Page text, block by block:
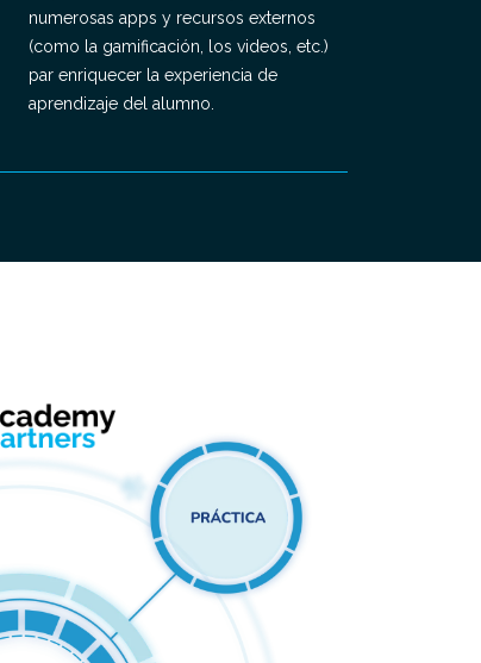
numerosas apps y recursos externos
(como la gamificación, los videos, etc.)
par enriquecer la experiencia de
aprendizaje del alumno.